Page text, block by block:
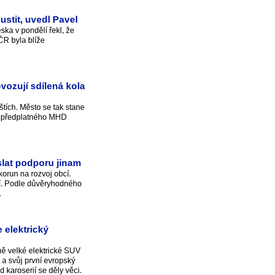
uvedl Pavel
v pondělí řekl, že
byla blíže
sdílená kola
Město se tak stane
MHD
podporu jinam
na rozvoj obcí.
Podle důvěryhodného
elektrický
velké elektrické SUV
svůj první evropský
karoserií se děly věci.